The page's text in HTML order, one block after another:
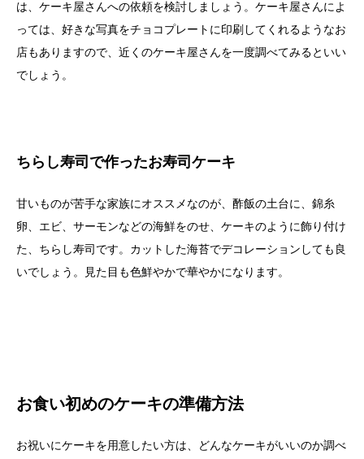
は、ケーキ屋さんへの依頼を検討しましょう。ケーキ屋さんによ
っては、好きな写真をチョコプレートに印刷してくれるようなお
店もありますので、近くのケーキ屋さんを一度調べてみるといい
でしょう。
ちらし寿司で作ったお寿司ケーキ
甘いものが苦手な家族にオススメなのが、酢飯の土台に、錦糸
卵、エビ、サーモンなどの海鮮をのせ、ケーキのように飾り付け
た、ちらし寿司です。カットした海苔でデコレーションしても良
いでしょう。見た目も色鮮やかで華やかになります。
お食い初めのケーキの準備方法
お祝いにケーキを用意したい方は、どんなケーキがいいのか調べ